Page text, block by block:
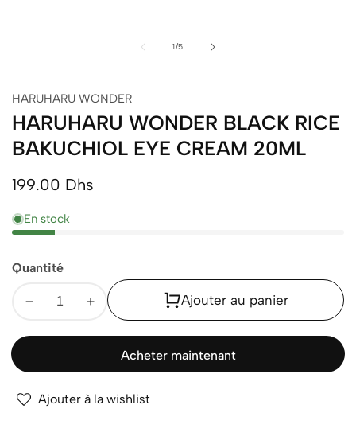
1/de
5
HARUHARU WONDER
HARUHARU WONDER BLACK RICE
BAKUCHIOL EYE CREAM 20ML
Prix
199.00 Dhs
En stock
Quantité
Diminuer
WONDER
Augmenter
WONDER
Ajouter au panier
Acheter maintenant
Ajouter à la wishlist